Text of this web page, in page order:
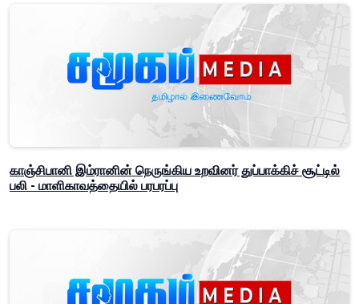
காஞ்சிபானி இம்ரானின் நெருங்கிய உறவினர் துப்பாக்கிச் சூட்டில்
பலி - மாளிகாவத்தையில் பரபரப்பு